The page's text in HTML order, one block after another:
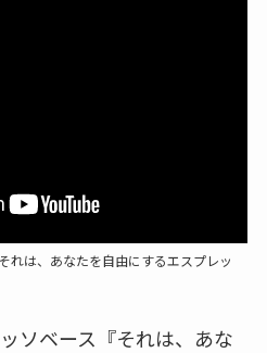
れは、あなたを自由にするエスプレッ
ソベース『それは、あな